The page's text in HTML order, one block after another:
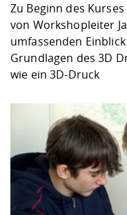
Zu Beginn des
von Workshopleiter
umfassenden
Grundlagen des 3D
wie ein 3D-Druck